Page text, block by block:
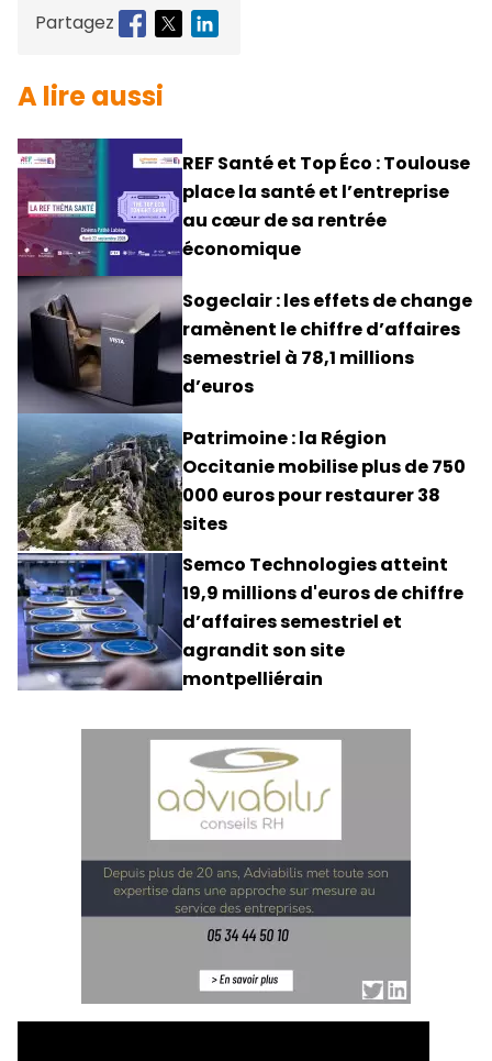
Partagez
A lire aussi
REF Santé et Top Éco : Toulouse
place la santé et l’entreprise
au cœur de sa rentrée
économique
Sogeclair : les effets de change
ramènent le chiffre d’affaires
semestriel à 78,1 millions
d’euros
Patrimoine : la Région
Occitanie mobilise plus de 750
000 euros pour restaurer 38
sites
Semco Technologies atteint
19,9 millions d'euros de chiffre
d’affaires semestriel et
agrandit son site
montpelliérain